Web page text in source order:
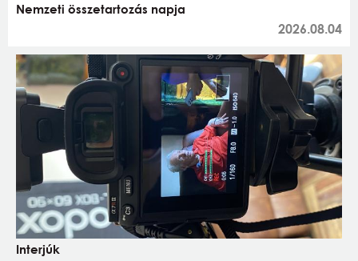
Nemzeti összetartozás napja
2026.08.04
Interjúk